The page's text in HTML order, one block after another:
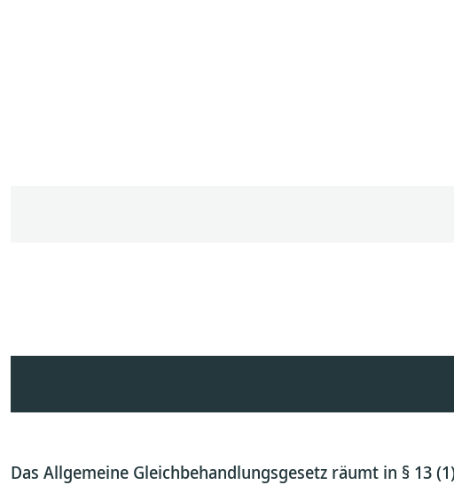
Das Allgemeine Gleichbehandlungsgesetz räumt in § 13